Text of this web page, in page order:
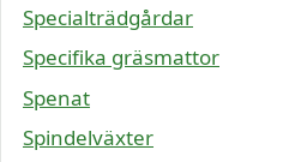
Specialträdgårdar
Specifika gräsmattor
Spenat
Spindelväxter